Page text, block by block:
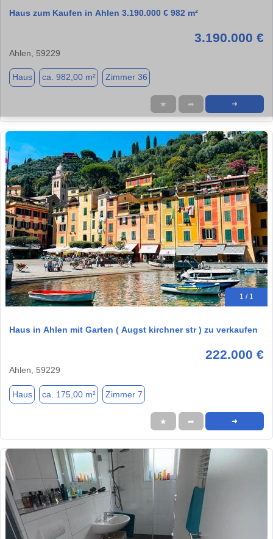
Haus zum Kaufen in Ahlen 3.190.000 € 982 m²
3.190.000 €
Ahlen, 59229
Haus ca. 982,00 m² Zimmer 36
★ ➦ ➜
1 / 1
Haus in Ahlen mit Garten ( Augst kirchner str ) zu verkaufen
222.000 €
Ahlen, 59229
Haus ca. 175,00 m² Zimmer 7
★ ➦ ➜